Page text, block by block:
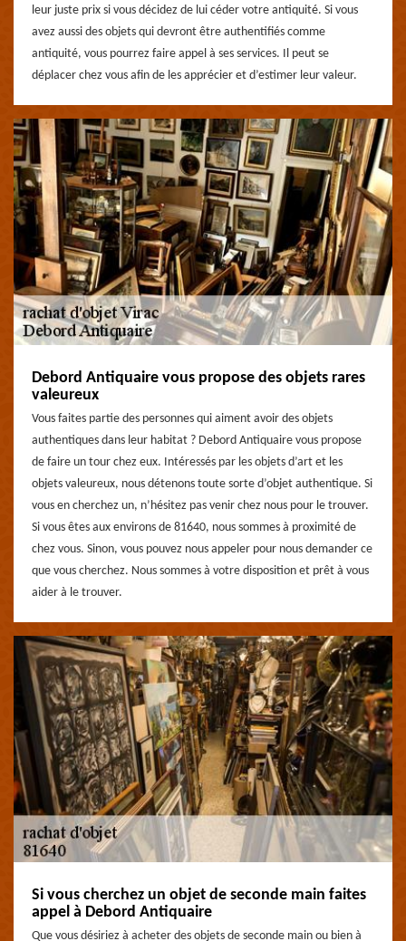
leur juste prix si vous décidez de lui céder votre antiquité. Si vous
avez aussi des objets qui devront être authentifiés comme
antiquité, vous pourrez faire appel à ses services. Il peut se
déplacer chez vous afin de les apprécier et d’estimer leur valeur.
Debord Antiquaire vous propose des objets rares
valeureux
Vous faites partie des personnes qui aiment avoir des objets
authentiques dans leur habitat ? Debord Antiquaire vous propose
de faire un tour chez eux. Intéressés par les objets d’art et les
objets valeureux, nous détenons toute sorte d’objet authentique. Si
vous en cherchez un, n’hésitez pas venir chez nous pour le trouver.
Si vous êtes aux environs de 81640, nous sommes à proximité de
chez vous. Sinon, vous pouvez nous appeler pour nous demander ce
que vous cherchez. Nous sommes à votre disposition et prêt à vous
aider à le trouver.
Si vous cherchez un objet de seconde main faites
appel à Debord Antiquaire
Que vous désiriez à acheter des objets de seconde main ou bien à